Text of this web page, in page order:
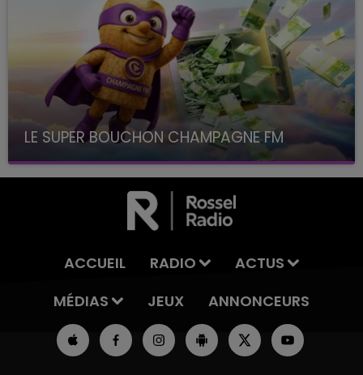
LE SUPER BOUCHON CHAMPAGNE FM
avec La Famille Champagne FM, à 8H10
ACCUEIL RADIO
ACTUS
MÉDIAS
JEUX ANNONCEURS